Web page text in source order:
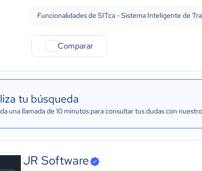
Funcionalidades de SITca - Sistema Inteligente de
Comparar
tu búsqueda
una llamada de 10 minutos para consultar tus dudas con
JR Software